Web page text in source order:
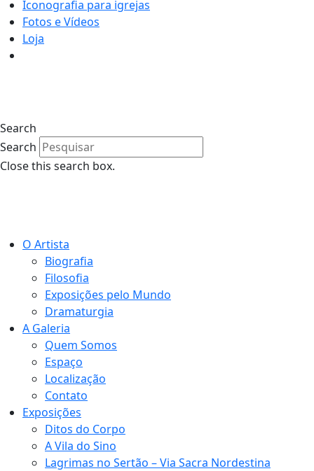
Iconografia para igrejas
Fotos e Vídeos
Loja
Search
Search
Close this search box.
O Artista
Biografia
Filosofia
Exposições pelo Mundo
Dramaturgia
A Galeria
Quem Somos
Espaço
Localização
Contato
Exposições
Ditos do Corpo
A Vila do Sino
Lagrimas no Sertão – Via Sacra Nordestina